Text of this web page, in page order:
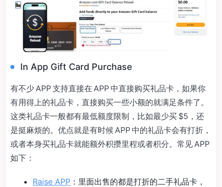
In App Gift Card Purchase
有不少 APP 支持直接在 APP 中直接购买礼品卡，如果你
有用得上的礼品卡，直接购买一些小额的就满足条件了。
这类礼品卡一般都有最低额度限制，比如最少买 $5，还
是挺麻烦的。优点就是有时候 APP 中的礼品卡会有打折，
或者本身买礼品卡就能额外积攒里程或者积分。常见 APP
如下：
Raise APP ：里面出售的都是打折的二手礼品卡，